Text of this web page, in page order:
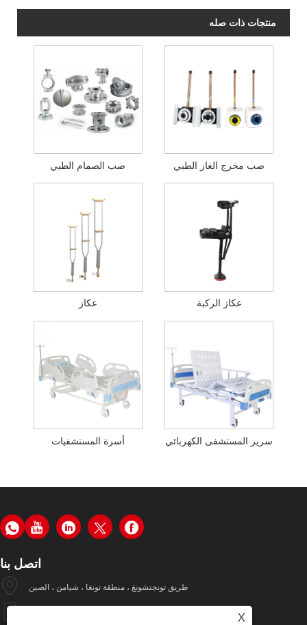
منتجات ذات صله
صب الصمام الطبي صب مخرج الغاز الطبي
عكاز عكاز الركبة
أسرة المستشفيات سرير المستشفى الكهربائي
اتصل بنا
طريق تونجتشونغ ، منطقة تونغا ، شيامن ، الصين
X